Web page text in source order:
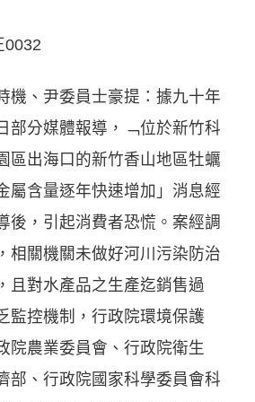
0032
機、尹委員士豪提：據九十年
部分媒體報導，﹁位於新竹科
區出海口的新竹香山地區牡蠣
屬含量逐年快速增加」消息經
後，引起消費者恐慌。案經調
相關機關未做好河川污染防治
且對水產品之生產迄銷售過
監控機制，行政院環境保護
院農業委員會、行政院衛生
部、行政院國家科學委員會科